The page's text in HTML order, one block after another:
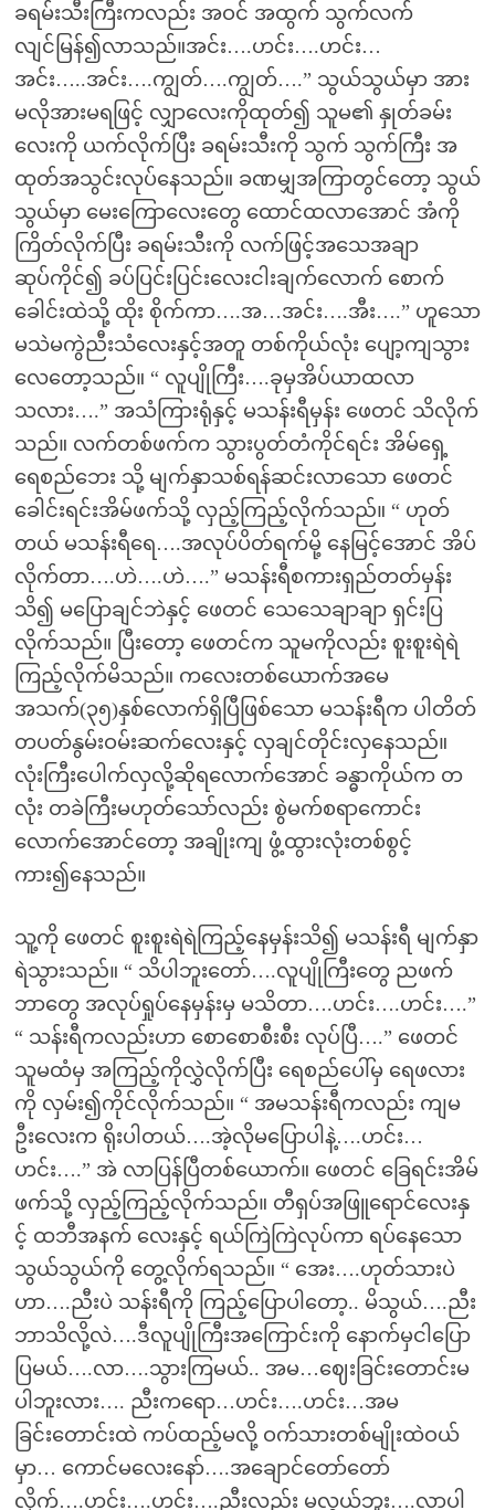
ခရမ်းသီးကြီးကလည်း အဝင် အထွက် သွက်လက်
လျင်မြန်၍လာသည်။အင်း….ဟင်း….ဟင်း…
အင်း…..အင်း….ကျွတ်….ကျွတ်….” သွယ်သွယ်မှာ အား
မလိုအားမရဖြင့် လျှာလေးကိုထုတ်၍ သူမ၏ နှုတ်ခမ်း
လေးကို ယက်လိုက်ပြီး ခရမ်းသီးကို သွက် သွက်ကြီး အ
ထုတ်အသွင်းလုပ်နေသည်။ ခဏမျှအကြာတွင်တော့ သွယ်
သွယ်မှာ မေးကြောလေးတွေ ထောင်ထလာအောင် အံကို
ကြိတ်လိုက်ပြီး ခရမ်းသီးကို လက်ဖြင့်အသေအချာ
ဆုပ်ကိုင်၍ ခပ်ပြင်းပြင်းလေးငါးချက်လောက် စောက်
ခေါင်းထဲသို့ ထိုး စိုက်ကာ….အ…အင်း….အီး….” ဟူသော
မသဲမကွဲညီးသံလေးနှင့်အတူ တစ်ကိုယ်လုံး ပျော့ကျသွား
လေတော့သည်။ “ လူပျိုကြီး….ခုမှအိပ်ယာထလာ
သလား….” အသံကြားရုံနှင့် မသန်းရီမှန်း ဖေတင် သိလိုက်
သည်။ လက်တစ်ဖက်က သွားပွတ်တံကိုင်ရင်း အိမ်ရှေ့
ရေစည်ဘေး သို့ မျက်နှာသစ်ရန်ဆင်းလာသော ဖေတင်
ခေါင်းရင်းအိမ်ဖက်သို့ လှည့်ကြည့်လိုက်သည်။ “ ဟုတ်
တယ် မသန်းရီရေ….အလုပ်ပိတ်ရက်မို့ နေမြင့်အောင် အိပ်
လိုက်တာ….ဟဲ….ဟဲ….” မသန်းရီစကားရှည်တတ်မှန်း
သိ၍ မပြောချင်ဘဲနှင့် ဖေတင် သေသေချာချာ ရှင်းပြ
လိုက်သည်။ ပြီးတော့ ဖေတင်က သူမကိုလည်း စူးစူးရဲရဲ
ကြည့်လိုက်မိသည်။ ကလေးတစ်ယောက်အမေ
အသက်(၃၅)နှစ်လောက်ရှိပြီဖြစ်သော မသန်းရီက ပါတိတ်
တပတ်နွမ်းဝမ်းဆက်လေးနှင့် လှချင်တိုင်းလှနေသည်။
လုံးကြီးပေါက်လှလို့ဆိုရလောက်အောင် ခန္ဓာကိုယ်က တ
လုံး တခဲကြီးမဟုတ်သော်လည်း စွဲမက်စရာကောင်း
လောက်အောင်တော့ အချိုးကျ ဖွံ့ထွားလုံးတစ်စွင့်
ကား၍နေသည်။
သူ့ကို ဖေတင် စူးစူးရဲရဲကြည့်နေမှန်းသိ၍ မသန်းရီ မျက်နှာ
ရဲသွားသည်။ “ သိပါဘူးတော်….လူပျိုကြီးတွေ ညဖက်
ဘာတွေ အလုပ်ရှုပ်နေမှန်းမှ မသိတာ….ဟင်း….ဟင်း….”
“ သန်းရီကလည်းဟာ စောစောစီးစီး လုပ်ပြီ….” ဖေတင်
သူမထံမှ အကြည့်ကိုလွှဲလိုက်ပြီး ရေစည်ပေါ်မှ ရေဖလား
ကို လှမ်း၍ကိုင်လိုက်သည်။ “ အမသန်းရီကလည်း ကျမ
ဦးလေးက ရိုးပါတယ်….အဲ့လိုမပြောပါနဲ့….ဟင်း…
ဟင်း….” အဲ လာပြန်ပြီတစ်ယောက်။ ဖေတင် ခြေရင်းအိမ်
ဖက်သို့ လှည့်ကြည့်လိုက်သည်။ တီရှပ်အဖြူရောင်လေးနှ
င့် ထဘီအနက် လေးနှင့် ရယ်ကြဲကြဲလုပ်ကာ ရပ်နေသော
သွယ်သွယ်ကို တွေ့လိုက်ရသည်။ “ အေး….ဟုတ်သားပဲ
ဟာ….ညီးပဲ သန်းရီကို ကြည့်ပြောပါတော့.. မိသွယ်….ညီး
ဘာသိလို့လဲ….ဒီလူပျိုကြီးအကြောင်းကို နောက်မှငါပြော
ပြမယ်….လာ….သွားကြမယ်.. အမ…ဈေးခြင်းတောင်းမ
ပါဘူးလား…. ညီးကရော…ဟင်း….ဟင်း…အမ
ခြင်းတောင်းထဲ ကပ်ထည့်မလို့ ဝက်သားတစ်မျိုးထဲဝယ်
မှာ… ကောင်မလေးနော်….အချောင်တော်တော်
လိုက်….ဟင်း….ဟင်း….ညီးလည်း မလွယ်ဘူး….လာပါ